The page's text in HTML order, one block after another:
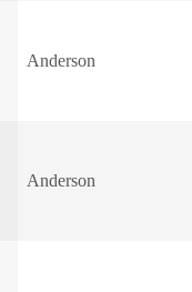
Anderson
Anderson